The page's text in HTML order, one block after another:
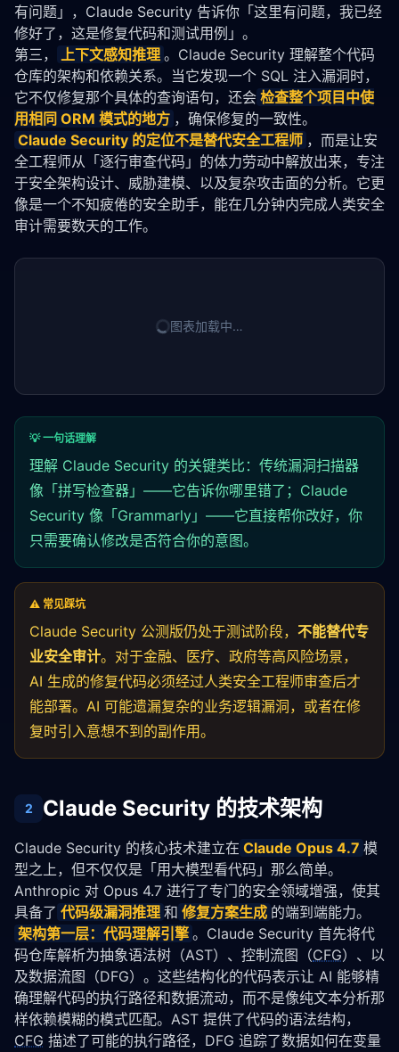
有问题」，Claude Security 告诉你「这里有问题，我已经
修好了，这是修复代码和测试用例」。
第三，
上下文感知推理 。Claude Security 理解整个代码
仓库的架构和依赖关系。当它发现一个 SQL 注入漏洞时，
它不仅修复那个具体的查询语句，还会 检查整个项目中使
用相同 ORM 模式的地方 ，确保修复的一致性。
Claude Security 的定位不是替代安全工程师 ，而是让安
全工程师从「逐行审查代码」的体力劳动中解放出来，专注
于安全架构设计、威胁建模、以及复杂攻击面的分析。它更
像是一个不知疲倦的安全助手，能在几分钟内完成人类安全
审计需要数天的工作。
图表加载中…
💡 一句话理解
理解 Claude Security 的关键类比：传统漏洞扫描器
像「拼写检查器」——它告诉你哪里错了；Claude
Security 像「Grammarly」——它直接帮你改好，你
只需要确认修改是否符合你的意图。
⚠️ 常见踩坑
Claude Security 公测版仍处于测试阶段， 不能替代专
业安全审计。对于金融、医疗、政府等高风险场景，
AI 生成的修复代码必须经过人类安全工程师审查后才
能部署。AI 可能遗漏复杂的业务逻辑漏洞，或者在修
复时引入意想不到的副作用。
2 Claude Security 的技术架构
Claude Security 的核心技术建立在 Claude Opus 4.7 模
型之上，但不仅仅是「用大模型看代码」那么简单。
Anthropic 对 Opus 4.7 进行了专门的安全领域增强，使其
具备了 代码级漏洞推理 和 修复方案生成 的端到端能力。
架构第一层：代码理解引擎 。Claude Security 首先将代
码仓库解析为抽象语法树（AST）、控制流图（CFG）、以
及数据流图（DFG）。这些结构化的代码表示让 AI 能够精
确理解代码的执行路径和数据流动，而不是像纯文本分析那
样依赖模糊的模式匹配。AST 提供了代码的语法结构，
CFG 描述了可能的执行路径，DFG 追踪了数据如何在变量